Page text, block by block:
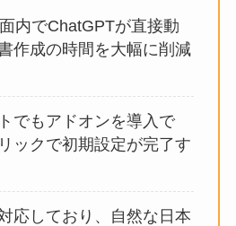
内でChatGPTが直接動
作成の時間を大幅に削減
でもアドオンを導入で
ックで初期設定が完了す
応しており、自然な日本